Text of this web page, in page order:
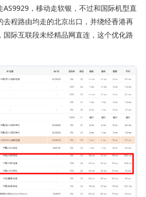
AS9929，移动走软银，不过和国际机型直
去程路由均走的北京出口，并绕经香港再
际互联段未经精品网直连，这个优化路